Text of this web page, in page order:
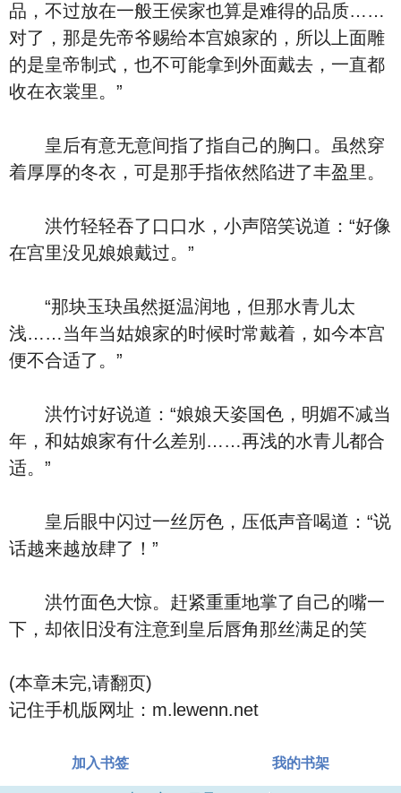
品，不过放在一般王侯家也算是难得的品质……
对了，那是先帝爷赐给本宫娘家的，所以上面雕
的是皇帝制式，也不可能拿到外面戴去，一直都
收在衣裳里。”
皇后有意无意间指了指自己的胸口。虽然穿
着厚厚的冬衣，可是那手指依然陷进了丰盈里。
洪竹轻轻吞了口口水，小声陪笑说道：“好像
在宫里没见娘娘戴过。”
“那块玉玦虽然挺温润地，但那水青儿太
浅……当年当姑娘家的时候时常戴着，如今本宫
便不合适了。”
洪竹讨好说道：“娘娘天姿国色，明媚不减当
年，和姑娘家有什么差别……再浅的水青儿都合
适。”
皇后眼中闪过一丝厉色，压低声音喝道：“说
话越来越放肆了！”
洪竹面色大惊。赶紧重重地掌了自己的嘴一
下，却依旧没有注意到皇后唇角那丝满足的笑
(本章未完,请翻页)
记住手机版网址：m.lewenn.net
加入书签 我的书架